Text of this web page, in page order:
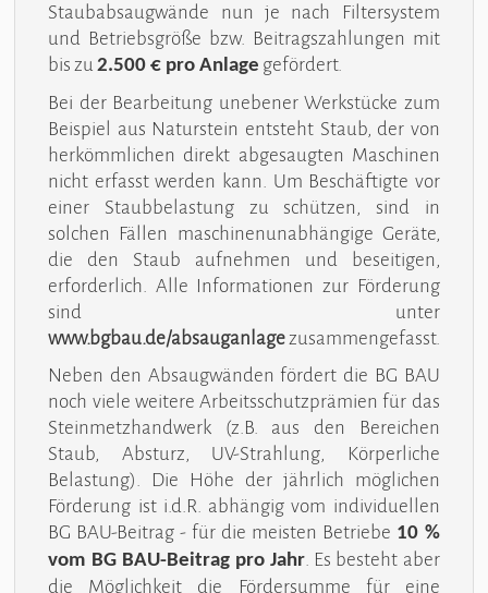
Staubabsaugwände nun je nach Filtersystem
und Betriebsgröße bzw. Beitragszahlungen mit
bis zu2.500 € pro Anlage gefördert.
Bei der Bearbeitung unebener Werkstücke zum
Beispiel aus Naturstein entsteht Staub, der von
herkömmlichen direkt abgesaugten Maschinen
nicht erfasst werden kann. Um Beschäftigte vor
einer Staubbelastung zu schützen, sind in
solchen Fällen maschinenunabhängige Geräte,
die den Staub aufnehmen und beseitigen,
erforderlich. Alle Informationen zur Förderung
sind unter
www.bgbau.de/absauganlagezusammengefasst.
Neben den Absaugwänden fördert die BG BAU
noch viele weitere Arbeitsschutzprämien für das
Steinmetzhandwerk (z.B. aus den Bereichen
Staub, Absturz, UV-Strahlung, Körperliche
Belastung). Die Höhe der jährlich möglichen
Förderung ist i.d.R. abhängig vom individuellen
BG BAU-Beitrag - für die meisten Betriebe 10 %
vom BG BAU-Beitrag pro Jahr. Es besteht aber
die Möglichkeit die Fördersumme für eine